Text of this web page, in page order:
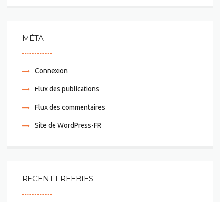
MÉTA
Connexion
Flux des publications
Flux des commentaires
Site de WordPress-FR
RECENT FREEBIES